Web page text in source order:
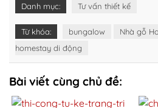
Danh mục: Tư vấn thiết kế
Từ khóa: bungalow Nhà gỗ
homestay di động
Bài viết cùng chủ đề: